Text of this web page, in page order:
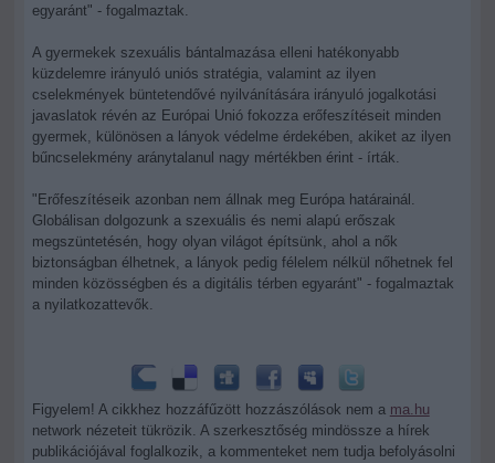
egyaránt" - fogalmaztak.
A gyermekek szexuális bántalmazása elleni hatékonyabb
küzdelemre irányuló uniós stratégia, valamint az ilyen
cselekmények büntetendővé nyilvánítására irányuló jogalkotási
javaslatok révén az Európai Unió fokozza erőfeszítéseit minden
gyermek, különösen a lányok védelme érdekében, akiket az ilyen
bűncselekmény aránytalanul nagy mértékben érint - írták.
"Erőfeszítéseik azonban nem állnak meg Európa határainál.
Globálisan dolgozunk a szexuális és nemi alapú erőszak
megszüntetésén, hogy olyan világot építsünk, ahol a nők
biztonságban élhetnek, a lányok pedig félelem nélkül nőhetnek fel
minden közösségben és a digitális térben egyaránt" - fogalmaztak
a nyilatkozattevők.
Figyelem! A cikkhez hozzáfűzött hozzászólások nem a ma.hu
network nézeteit tükrözik. A szerkesztőség mindössze a hírek
publikációjával foglalkozik, a kommenteket nem tudja befolyásolni